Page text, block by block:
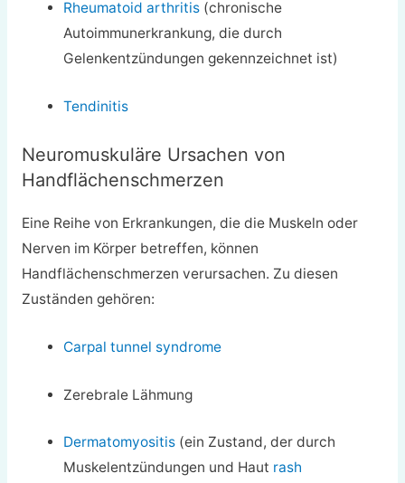
Rheumatoid arthritis (chronische
Autoimmunerkrankung, die durch
Gelenkentzündungen gekennzeichnet ist)
Tendinitis
Neuromuskuläre Ursachen von
Handflächenschmerzen
Eine Reihe von Erkrankungen, die die Muskeln oder
Nerven im Körper betreffen, können
Handflächenschmerzen verursachen. Zu diesen
Zuständen gehören:
Carpal tunnel syndrome
Zerebrale Lähmung
Dermatomyositis (ein Zustand, der durch
Muskelentzündungen und Haut rash